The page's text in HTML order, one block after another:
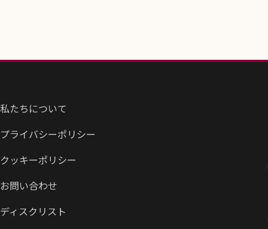
私たちについて
プライバシーポリシー
クッキーポリシー
お問い合わせ
ディスクリスト